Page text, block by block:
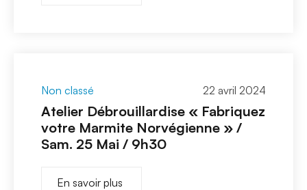
Non classé 22 avril 2024
Atelier Débrouillardise « Fabriquez
votre Marmite Norvégienne » /
Sam. 25 Mai / 9h30
En savoir plus